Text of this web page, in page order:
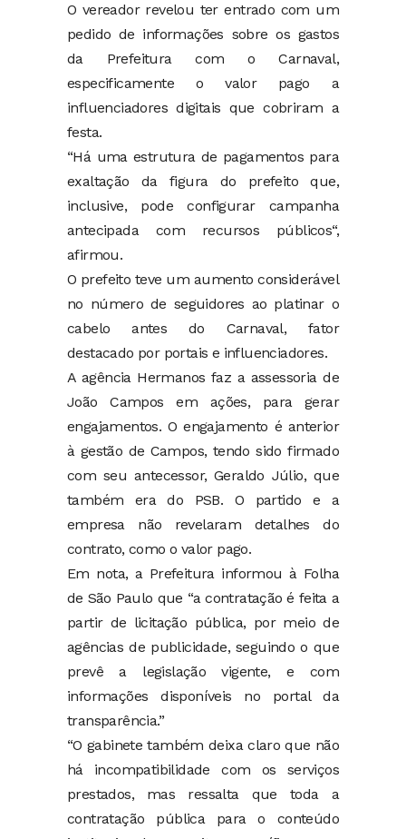
O vereador revelou ter entrado com um
pedido de informações sobre os gastos
da Prefeitura com o Carnaval,
especificamente o valor pago a
influenciadores digitais que cobriram a
festa.
“Há uma estrutura de pagamentos para
exaltação da figura do prefeito que,
inclusive, pode configurar campanha
antecipada com recursos públicos“,
afirmou.
O prefeito teve um aumento considerável
no número de seguidores ao platinar o
cabelo antes do Carnaval, fator
destacado por portais e influenciadores.
A agência Hermanos faz a assessoria de
João Campos em ações, para gerar
engajamentos. O engajamento é anterior
à gestão de Campos, tendo sido firmado
com seu antecessor, Geraldo Júlio, que
também era do PSB. O partido e a
empresa não revelaram detalhes do
contrato, como o valor pago.
Em nota, a Prefeitura informou à Folha
de São Paulo que “a contratação é feita a
partir de licitação pública, por meio de
agências de publicidade, seguindo o que
prevê a legislação vigente, e com
informações disponíveis no portal da
transparência.”
“O gabinete também deixa claro que não
há incompatibilidade com os serviços
prestados, mas ressalta que toda a
contratação pública para o conteúdo